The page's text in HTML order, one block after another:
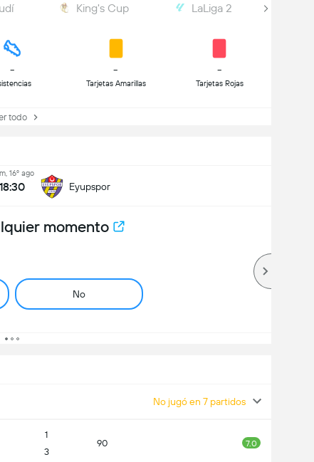
King's Cup LaLiga 2
- -
Tarjetas Amarillas
-
Tarjetas Rojas
todo
16º ago
18:30 Eyupspor
momento
No
No jugó en 7 partidos
1
3
90 7.0